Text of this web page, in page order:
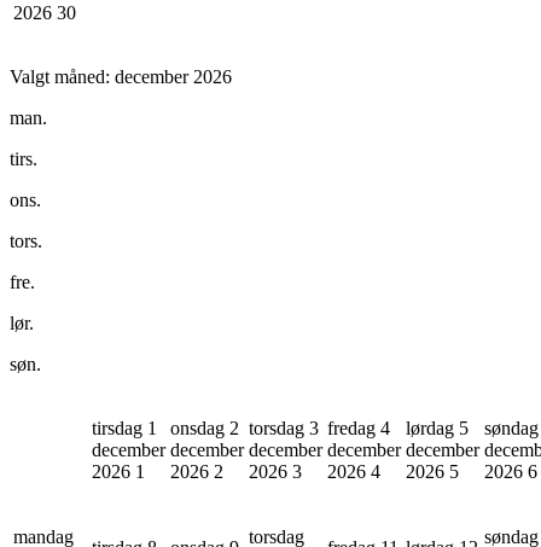
2026 30
Valgt måned: december 2026
man.
tirs.
ons.
tors.
fre.
lør.
søn.
tirsdag 1
december
2026 1
onsdag 2
december
2026 2
torsdag 3
december
2026 3
fredag 4
december
2026 4
lørdag 5
december
2026 5
2026 6
mandag torsdag søndag